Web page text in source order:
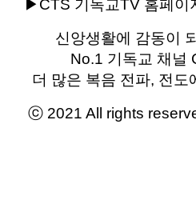
▶CTS 기독교TV 홈페이
신앙생활에 감동이
No.1 기독교 채널
더 많은 복음 전파, 전도
ⓒ 2021 All rights